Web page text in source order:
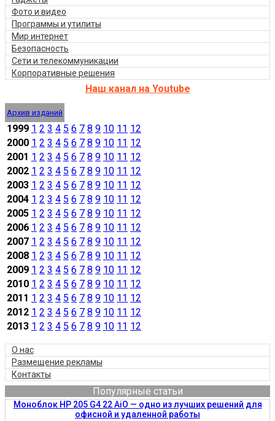
Фото и видео
Программы и утилиты
Мир интернет
Безопасность
Сети и телекоммуникации
Корпоративные решения
Наш канал на Youtube
Архив изданий
1999 1 2 3 4 5 6 7 8 9 10 11 12
2000 1 2 3 4 5 6 7 8 9 10 11 12
2001 1 2 3 4 5 6 7 8 9 10 11 12
2002 1 2 3 4 5 6 7 8 9 10 11 12
2003 1 2 3 4 5 6 7 8 9 10 11 12
2004 1 2 3 4 5 6 7 8 9 10 11 12
2005 1 2 3 4 5 6 7 8 9 10 11 12
2006 1 2 3 4 5 6 7 8 9 10 11 12
2007 1 2 3 4 5 6 7 8 9 10 11 12
2008 1 2 3 4 5 6 7 8 9 10 11 12
2009 1 2 3 4 5 6 7 8 9 10 11 12
2010 1 2 3 4 5 6 7 8 9 10 11 12
2011 1 2 3 4 5 6 7 8 9 10 11 12
2012 1 2 3 4 5 6 7 8 9 10 11 12
2013 1 2 3 4 5 6 7 8 9 10 11 12
О нас
Размещение рекламы
Контакты
Популярные статьи
Моноблок HP 205 G4 22 AiO — одно из лучших решений для
офисной и удаленной работы